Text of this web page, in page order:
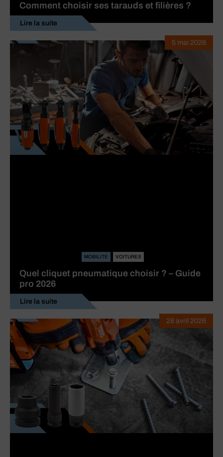
Comment choisir ses tarauds et filières ?
Lire la suite
MOBILITE VOITURES
Quel cliquet pneumatique choisir ? – Guide
pro 2026
Lire la suite
5 mai 2026
28 avril 2026